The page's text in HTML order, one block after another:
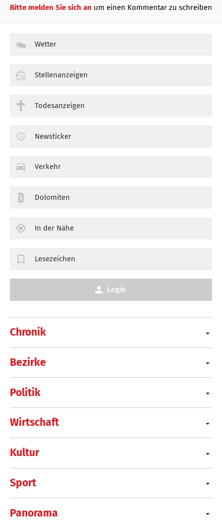
Bitte melden Sie sich an um einen Kommentar zu schreiben
Chronik
Bezirke
Politik
Wirtschaft
Kultur
Sport
Panorama
Wetter
Stellenanzeigen
Todesanzeigen
Newsticker
Verkehr
Dolomiten
In der Nähe
Lesezeichen
Login